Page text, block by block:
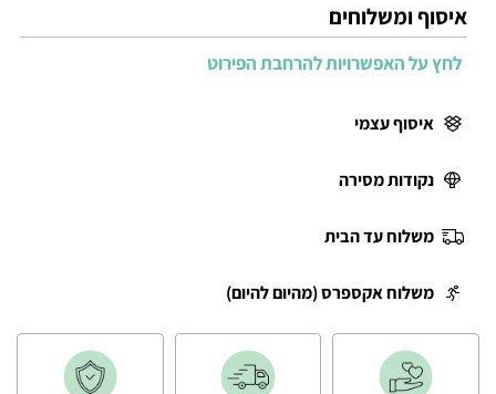
איסוף ומשלוחים
לחץ על האפשרויות להרחבת הפירוט
איסוף עצמי
נקודות מסירה
משלוח עד הבית
משלוח אקספרס (מהיום להיום)